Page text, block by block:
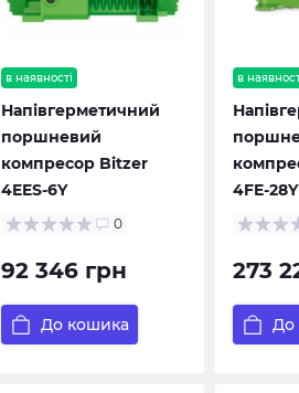
в наявності
Напівгерметичний
поршневий
компресор Bitzer
4EES-6Y
0
92 346 грн
До кошика
в
4FE-28Y
273
До